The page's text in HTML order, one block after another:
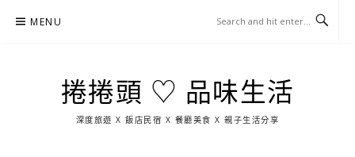
MENU
捲捲頭 ♡ 品味生活
深度旅遊 X 飯店民宿 X 餐廳美食 X 親子生活分享